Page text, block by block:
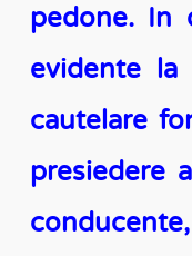
pedone. In
evidente la
cautelare
presiedere